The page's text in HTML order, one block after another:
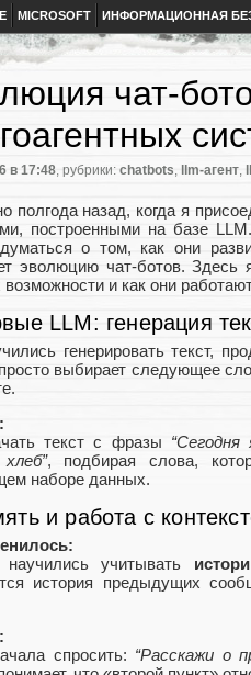
MICROSOFT ИНФОРМАЦИОННАЯ
чат-
в 17:48, рубрики: chatbots, llm-агент,
полгода назад, когда я
построенными на базе
о том, как они
эволюцию чат-ботов. Здесь
и как они
LLM: генерация
генерировать текст,
выбирает следующее
текст с фразы
, подбирая слова,
наборе данных.
и работа с
учитывать
история предыдущих
спросить: “Расскажи о